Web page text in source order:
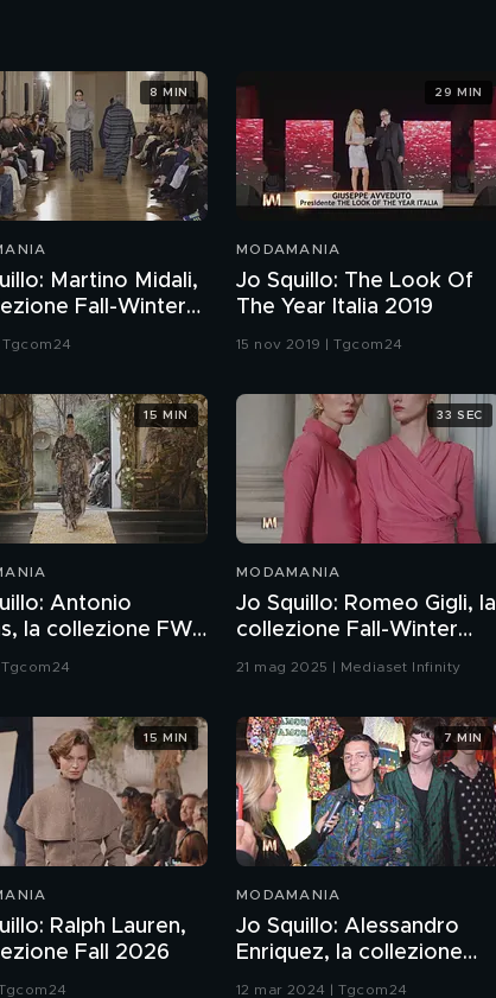
Martino Midali,
Fall-Winter
8 MIN
MODAMANIA
Jo Squillo: The Look Of
The Year Italia 2019
15 nov 2019 | Tgcom24
29 MIN
Antonio
la collezione FW
15 MIN
MODAMANIA
Jo Squillo: Romeo Gigli, la
collezione Fall-Winter
21 mag 2025 | Mediaset Infinity
33 SEC
Ralph Lauren,
Fall 2026
15 MIN
MODAMANIA
Jo Squillo: Alessandro
Enriquez, la collezione
Fall/Winter 24/25
12 mar 2024 | Tgcom24
7 MIN